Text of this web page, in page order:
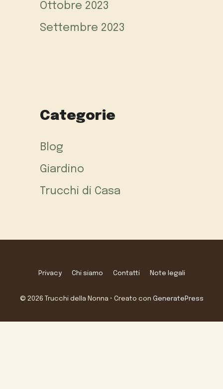
Ottobre 2023
Settembre 2023
Categorie
Blog
Giardino
Trucchi di Casa
Privacy Chi siamo Contatti Note legali
© 2026 Trucchi della Nonna • Creato con GeneratePress